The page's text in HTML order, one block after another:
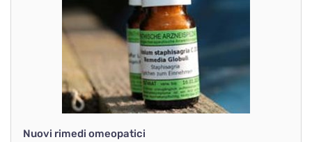
Nuovi rimedi omeopatici